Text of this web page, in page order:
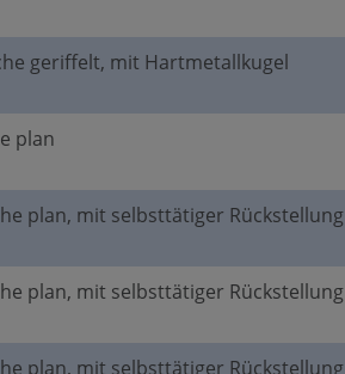
geriffelt, mit Hartmetallkugel
plan
plan, mit selbsttätiger Rückstellung
plan, mit selbsttätiger Rückstellung
plan, mit selbsttätiger Rückstellung